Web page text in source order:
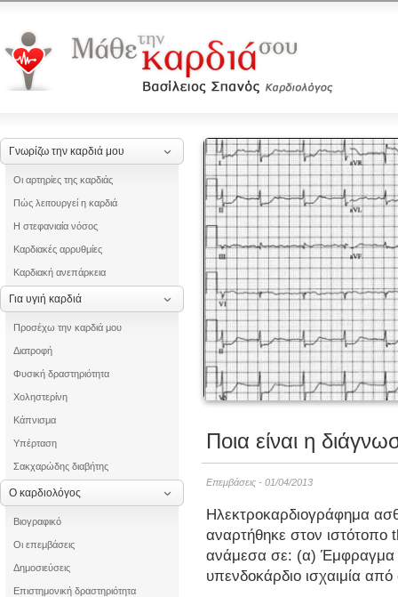
Γνωρίζω την καρδιά μου
Οι αρτηρίες της καρδιάς
Πώς λειτουργεί η καρδιά
Η στεφανιαία νόσος
Καρδιακές αρρυθμίες
Καρδιακή ανεπάρκεια
Για υγιή καρδιά
Προσέχω την καρδιά μου
Διατροφή
Φυσική δραστηριότητα
Χοληστερίνη
Κάπνισμα
Υπέρταση
Σακχαρώδης διαβήτης
Ο καρδιολόγος
Βιογραφικό
Οι επεμβάσεις
Δημοσιεύσεις
Επιστημονική δραστηριότητα
Ποια είναι η
Επεμβάσεις - 01/04/2013
Ηλεκτροκαρδιογράφημα
αναρτήθηκε στον ιστότοπο
ανάμεσα σε: (α) Έμφραγμα
υπενδοκάρδιο ισχαιμία